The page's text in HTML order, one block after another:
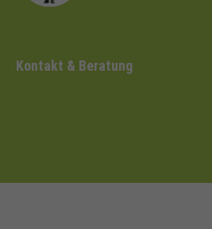
Kontakt & Beratung